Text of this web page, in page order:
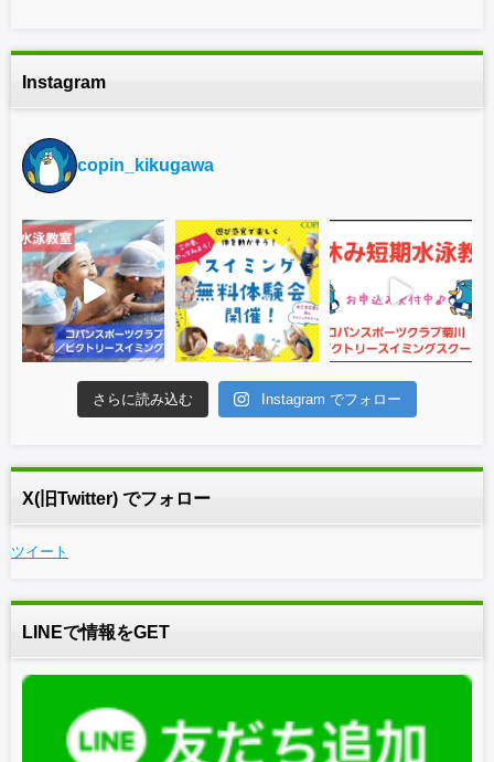
Instagram
copin_kikugawa
さらに読み込む Instagram でフォロー
X(旧Twitter) でフォロー
ツイート
LINEで情報をGET